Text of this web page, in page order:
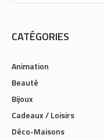
CATÉGORIES
Animation
Beauté
Bijoux
Cadeaux / Loisirs
Déco-Maisons